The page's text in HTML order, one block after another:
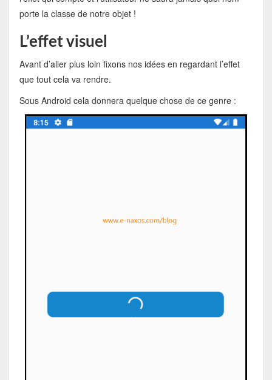
porte la classe de notre objet !
L’effet visuel
Avant d’aller plus loin fixons nos idées en regardant l’effet
que tout cela va rendre.
Sous Android cela donnera quelque chose de ce genre :